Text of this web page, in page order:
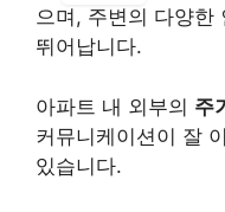
으며, 주변의 다양한
뛰어납니다.
아파트 내 외부의 주
커뮤니케이션이 잘
있습니다.